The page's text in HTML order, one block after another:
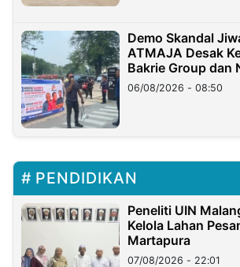
Demo Skandal
ATMAJA Desak
Bakrie Group dan
06/08/2026 - 08:50
PENDIDIKAN
Peneliti UIN
Kelola Lahan
Martapura
07/08/2026 - 22:01